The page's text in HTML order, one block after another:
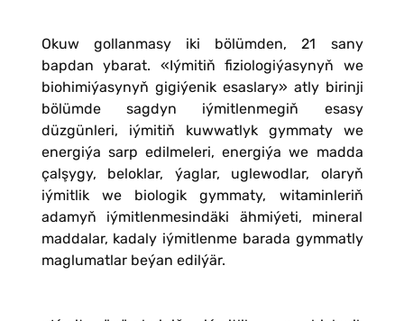
Okuw gollanmasy iki bölümden, 21 sany
bapdan ybarat. «Iýmitiň fiziologiýasynyň we
biohimiýasynyň gigiýenik esaslary» atly birinji
bölümde sagdyn iýmitlenmegiň esasy
düzgünleri, iýmitiň kuwwatlyk gymmaty we
energiýa sarp edilmeleri, energiýa we madda
çalşygy, beloklar, ýaglar, uglewodlar, olaryň
iýmitlik we biologik gymmaty, witaminleriň
adamyň iýmitlenmesindäki ähmiýeti, mineral
maddalar, kadaly iýmitlenme barada gymmatly
maglumatlar beýan edilýär.